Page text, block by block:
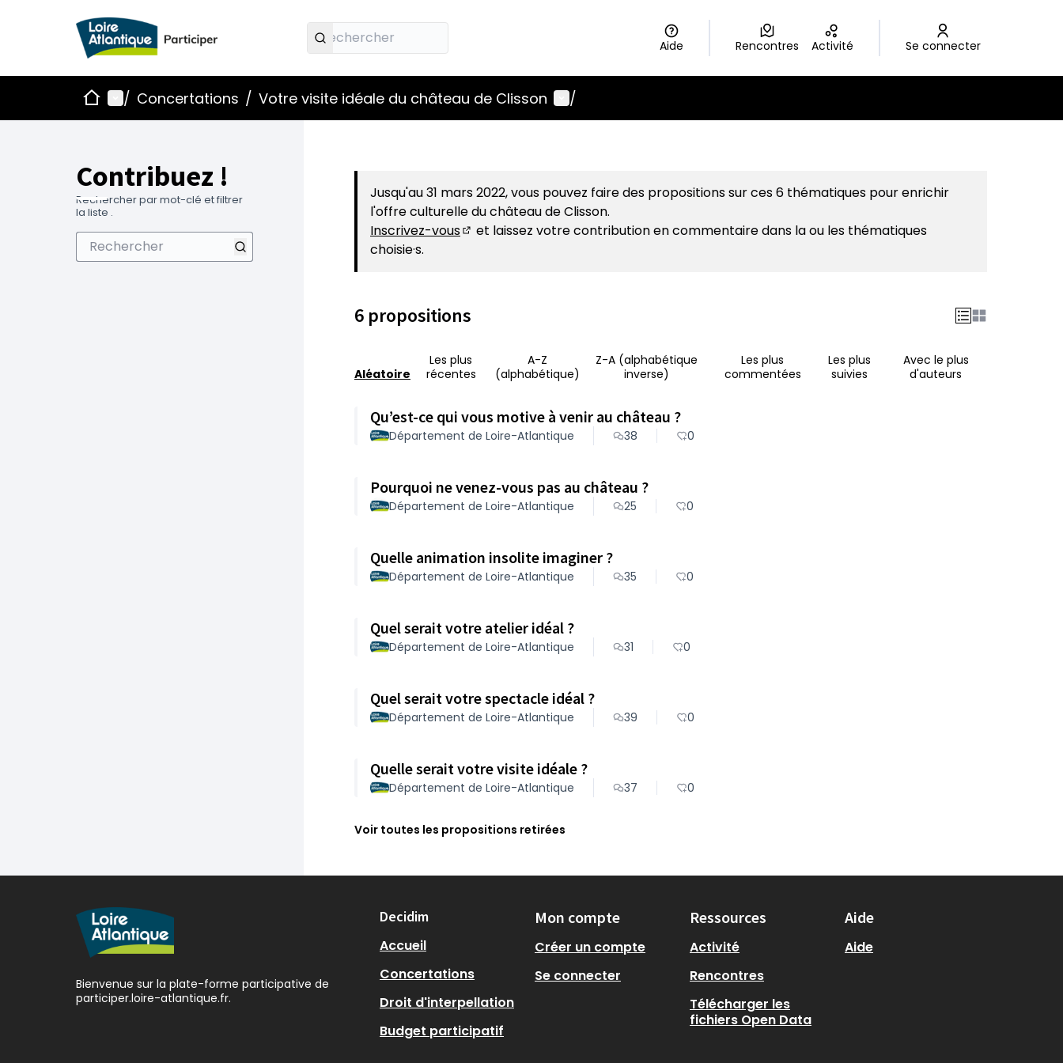
Aide Rencontres Activité Se connecter
AccueilMenu principal
/ Concertations / Votre visite idéale du château de Clisson Menu utilisateur
/
Contribuez !
Rechercher par mot-clé et filtrer
la liste .
Jusqu'au 31 mars 2022, vous pouvez faire des propositions sur ces 6 thématiques pour enrichir
l'offre culturelle du château de Clisson.
Inscrivez-vous
et laissez votre contribution en commentaire dans la ou les thématiques
choisie·s.
6 propositions
Aléatoire
Les plus
récentes
A-Z
(alphabétique)
Z-A (alphabétique
inverse)
Les plus
commentées
Les plus
suivies
Avec le plus
d'auteurs
Qu’est-ce qui vous motive à venir au château ?
Département de Loire-Atlantique 38 0
Pourquoi ne venez-vous pas au château ?
Département de Loire-Atlantique 25 0
Quelle animation insolite imaginer ?
Département de Loire-Atlantique 35 0
Quel serait votre atelier idéal ?
Département de Loire-Atlantique 31 0
Quel serait votre spectacle idéal ?
Département de Loire-Atlantique 39 0
Quelle serait votre visite idéale ?
Département de Loire-Atlantique 37 0
Voir toutes les propositions retirées
Bienvenue sur la plate-forme participative de
participer.loire-atlantique.fr.
Decidim
Accueil
Concertations
Droit d'interpellation
Budget participatif
Mon compte
Créer un compte
Se connecter
Ressources
Activité
Rencontres
Télécharger les
fichiers Open Data
Aide
Aide